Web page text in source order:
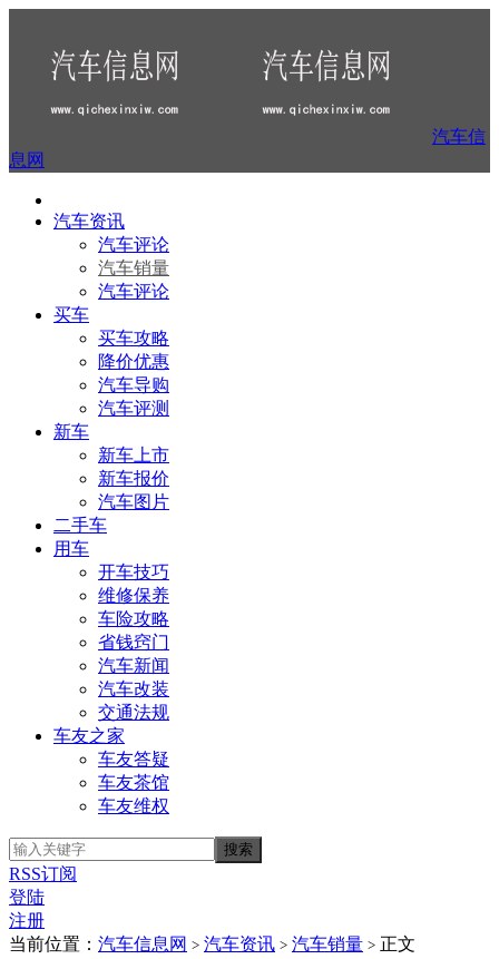
汽车信
息网
汽车资讯
汽车评论
汽车销量
汽车评论
买车
买车攻略
降价优惠
汽车导购
汽车评测
新车
新车上市
新车报价
汽车图片
二手车
用车
开车技巧
维修保养
车险攻略
省钱窍门
汽车新闻
汽车改装
交通法规
车友之家
车友答疑
车友茶馆
车友维权
RSS订阅
登陆
注册
当前位置： 汽车信息网 > 汽车资讯 > 汽车销量 > 正文